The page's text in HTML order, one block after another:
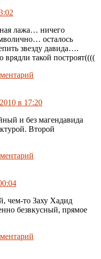
лажа… ничего
осталось
звезду давида….
врядли такой построят((((
в 17:20
и без магендавида
Второй
чем-то Заху Хадид
безвкусный, прямое